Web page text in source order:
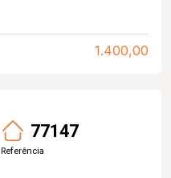
1.400,00
77147
Referência